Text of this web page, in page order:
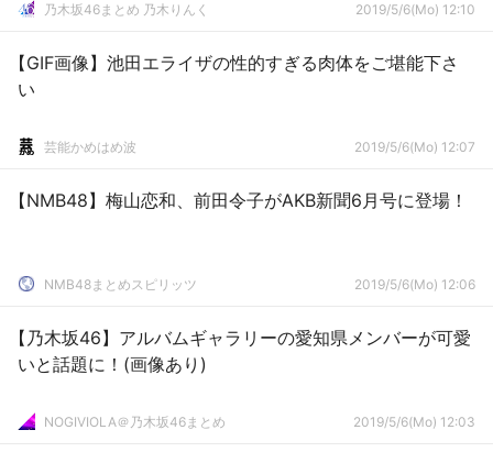
乃木坂46まとめ 乃木りんく 2019/5/6(Mo) 12:10
【GIF画像】池田エライザの性的すぎる肉体をご堪能下さ
い
芸能かめはめ波 2019/5/6(Mo) 12:07
【NMB48】梅山恋和、前田令子がAKB新聞6月号に登場！
NMB48まとめスピリッツ 2019/5/6(Mo) 12:06
【乃木坂46】アルバムギャラリーの愛知県メンバーが可愛
いと話題に！(画像あり)
NOGIVIOLA＠乃木坂46まとめ 2019/5/6(Mo) 12:03